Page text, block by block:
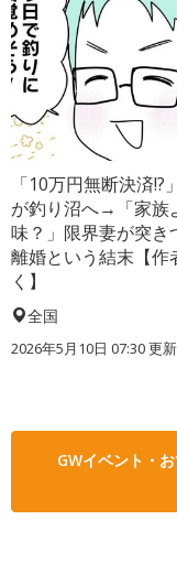
「10万円無断決済!?
が釣り沼へ→「家族
味？」限界妻が突き
離婚という結末【作
く】
全国
2026年5月10日 07:30 更新
GWイベント・